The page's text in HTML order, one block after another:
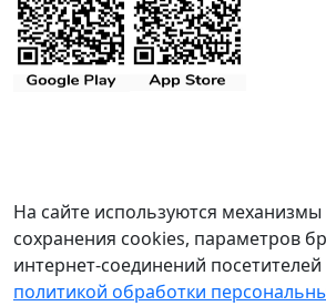
На сайте используются
сохранения cookies, параметров
интернет-соединений посетителей
политикой обработки